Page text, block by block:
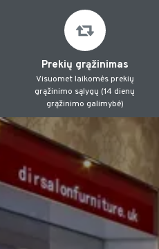
Prekių grąžinimas
Visuomet laikomės prekių
grąžinimo sąlygų (14 dienų
grąžinimo galimybė)